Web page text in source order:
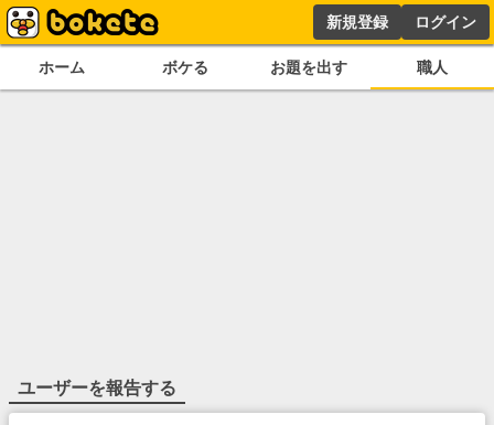
新規登録 ログイン
ホーム ボケる お題を出す 職人
ユーザーを報告する